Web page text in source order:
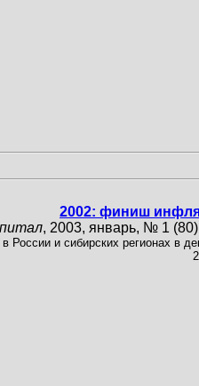
2002: финиш
, 2003, январь, № 1
России и сибирских регионах в